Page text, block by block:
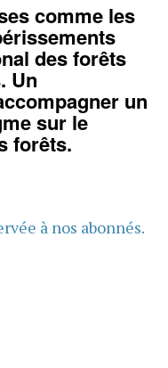
comme les
des forêts
Un
un
sur le
forêts.
à nos abonnés.